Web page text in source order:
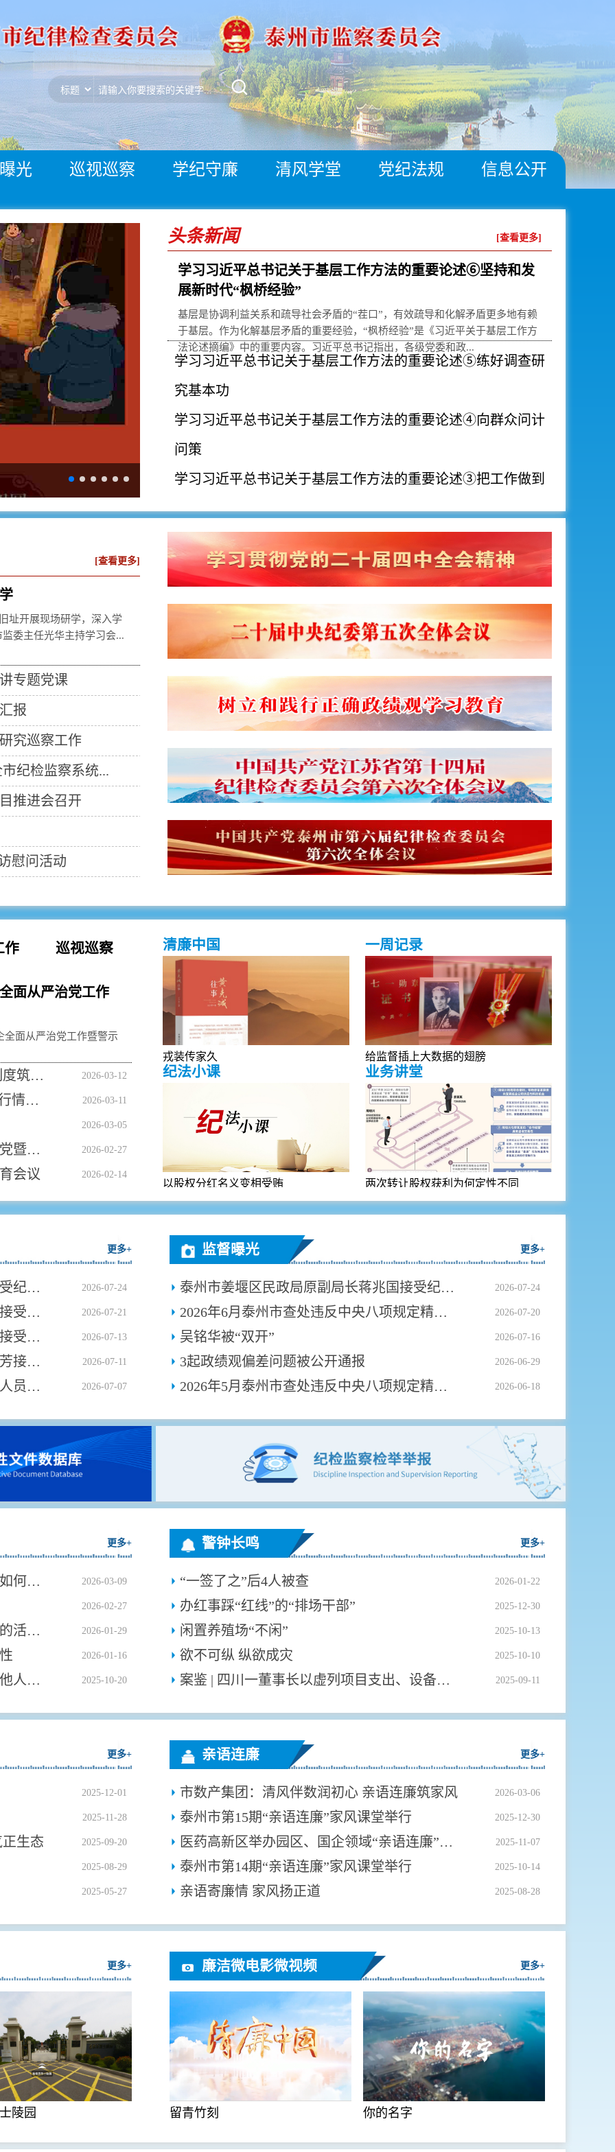
光 巡视巡察 学纪守廉 清风学堂 党纪法规 信息公开
六届市纪委六次全会召开 中共泰州市委六
头条新闻 [查看更多]
学习习近平总书记关于基层工作方法的重要论述⑥坚持和发
展新时代“枫桥经验”
基层是协调利益关系和疏导社会矛盾的“茬口”，有效疏导和化解矛盾更多地有赖
于基层。作为化解基层矛盾的重要经验，“枫桥经验”是《习近平关于基层工作方
法论述摘编》中的重要内容。习近平总书记指出，各级党委和政...
学习习近平总书记关于基层工作方法的重要论述⑤练好调查研
究基本功
学习习近平总书记关于基层工作方法的重要论述④向群众问计
问策
学习习近平总书记关于基层工作方法的重要论述③把工作做到
人民群众心坎上
学习习近平总书记关于基层工作方法的重要论述②让人民过上
幸福生活是头等大事
[查看更多]
址开展现场研学，深入学
委主任光华主持学习会...
专题党课
报
究巡察工作
纪检监察系统...
推进会召开
慰问活动
作 巡视巡察
面从严治党工作
全面从严治党工作暨警示
市数产集团：深学笃行八项规定 完善制度筑牢防线 2026-03-12
市农发集团：召开“三重一大”决策及执行情况 专项巡查反馈会 2026-03-11
2026-03-05
市人民医院：召开2026年度全面从严治党暨作风建设会议 2026-02-27
会议 2026-02-14
清廉中国
戎装传家久
一周记录
给监督插上大数据的翅膀
纪法小课
以股权分红名义变相受贿
业务讲堂
两次转让股权获利为何定性不同
更多+
泰州市姜堰区民政局原副局长蒋兆国接受纪律审查和监察调查 2026-07-24
泰兴市水务局党组成员、副局长戴建鹤接受纪律审查和监察调查 2026-07-21
海陵区城南街道办事处原副主任窦业鹏接受纪律审查和监察调查 2026-07-13
江苏省科学技术厅平台机构处处长郦雅芳接受纪律审查和监察调查 2026-07-11
泰兴市兴黄综合投资开发有限公司工作人员张帆接受纪律审查和监察调查 2026-07-07
监督曝光 更多+
泰州市姜堰区民政局原副局长蒋兆国接受纪律审查和监察调查 2026-07-24
2026年6月泰州市查处违反中央八项规定精神问题81起 2026-07-20
吴铭华被“双开” 2026-07-16
3起政绩观偏差问题被公开通报 2026-06-29
2026年5月泰州市查处违反中央八项规定精神问题64起 2026-06-18
更多+
使用管理和服务对象会员账户支付餐费如何定性 2026-03-09
2026-02-27
严禁接受、提供可能影响公正执行公务的活动安排 2026-01-29
2026-01-16
纪法百科丨违反政治纪律的行为：阻止他人揭发检举、提供证据材料 2025-10-20
警钟长鸣 更多+
“一签了之”后4人被查 2026-01-22
办红事踩“红线”的“排场干部” 2025-12-30
闲置养殖场“不闲” 2025-10-13
欲不可纵 纵欲成灾 2025-10-10
案鉴 | 四川一董事长以虚列项目支出、设备采购、人工工资等方式套取企业资金126万元... 2025-09-11
更多+
2025-12-01
2025-11-28
生态 2025-09-20
2025-08-29
2025-05-27
亲语连廉 更多+
市数产集团：清风伴数润初心 亲语连廉筑家风 2026-03-06
泰州市第15期“亲语连廉”家风课堂举行 2025-12-30
医药高新区举办园区、国企领域“亲语连廉”家风课堂 2025-11-07
泰州市第14期“亲语连廉”家风课堂举行 2025-10-14
亲语寄廉情 家风扬正道 2025-08-28
更多+
陵园
廉洁微电影微视频 更多+
留青竹刻 你的名字